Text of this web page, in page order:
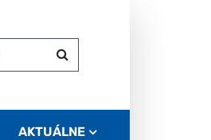
Hľadať
AKTUÁLNE